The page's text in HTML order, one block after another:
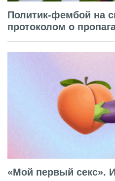
Политик-фембой на
протоколом о
«Мой первый секс».